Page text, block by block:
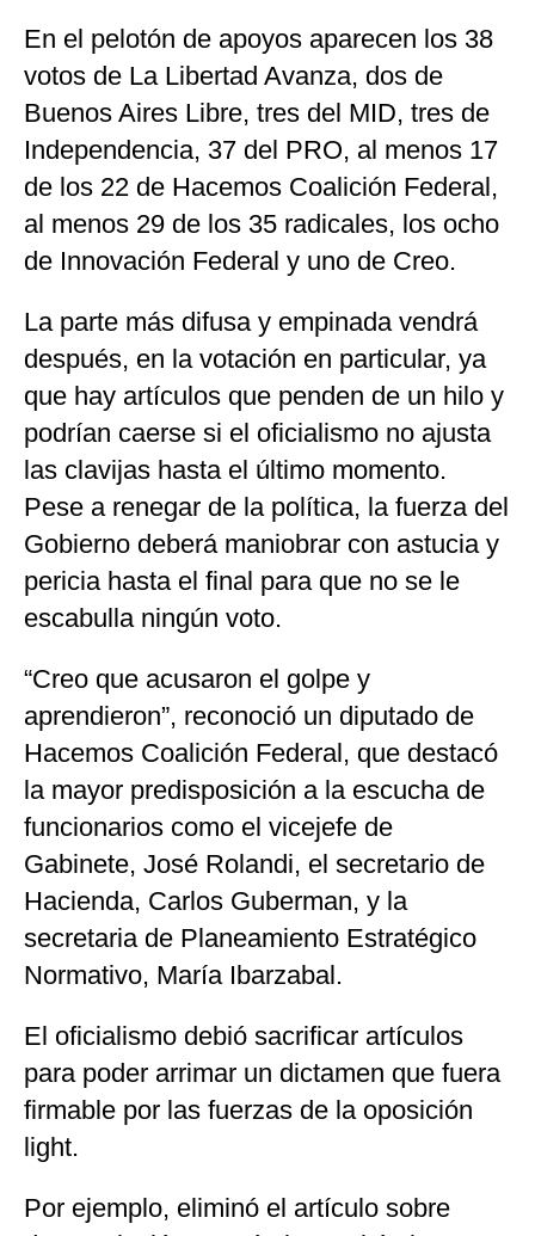
En el pelotón de apoyos aparecen los 38
votos de La Libertad Avanza, dos de
Buenos Aires Libre, tres del MID, tres de
Independencia, 37 del PRO, al menos 17
de los 22 de Hacemos Coalición Federal,
al menos 29 de los 35 radicales, los ocho
de Innovación Federal y uno de Creo.
La parte más difusa y empinada vendrá
después, en la votación en particular, ya
que hay artículos que penden de un hilo y
podrían caerse si el oficialismo no ajusta
las clavijas hasta el último momento.
Pese a renegar de la política, la fuerza del
Gobierno deberá maniobrar con astucia y
pericia hasta el final para que no se le
escabulla ningún voto.
“Creo que acusaron el golpe y
aprendieron”, reconoció un diputado de
Hacemos Coalición Federal, que destacó
la mayor predisposición a la escucha de
funcionarios como el vicejefe de
Gabinete, José Rolandi, el secretario de
Hacienda, Carlos Guberman, y la
secretaria de Planeamiento Estratégico
Normativo, María Ibarzabal.
El oficialismo debió sacrificar artículos
para poder arrimar un dictamen que fuera
firmable por las fuerzas de la oposición
light.
Por ejemplo, eliminó el artículo sobre